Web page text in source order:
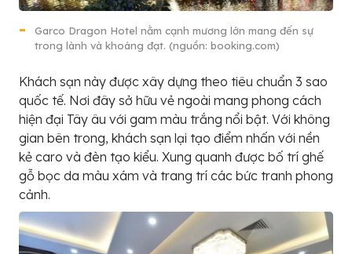
Garco Dragon Hotel nằm cạnh mương lớn mang đến sự
trong lành và khoáng đạt. (nguồn: booking.com)
Khách sạn này được xây dựng theo tiêu chuẩn 3 sao
quốc tế. Nơi đây sở hữu vẻ ngoài mang phong cách
hiện đại Tây âu với gam màu trắng nổi bật. Với không
gian bên trong, khách sạn lại tạo điểm nhấn với nền
kẻ caro và đèn tạo kiểu. Xung quanh được bố trí ghế
gỗ bọc da màu xám và trang trí các bức tranh phong
cảnh.